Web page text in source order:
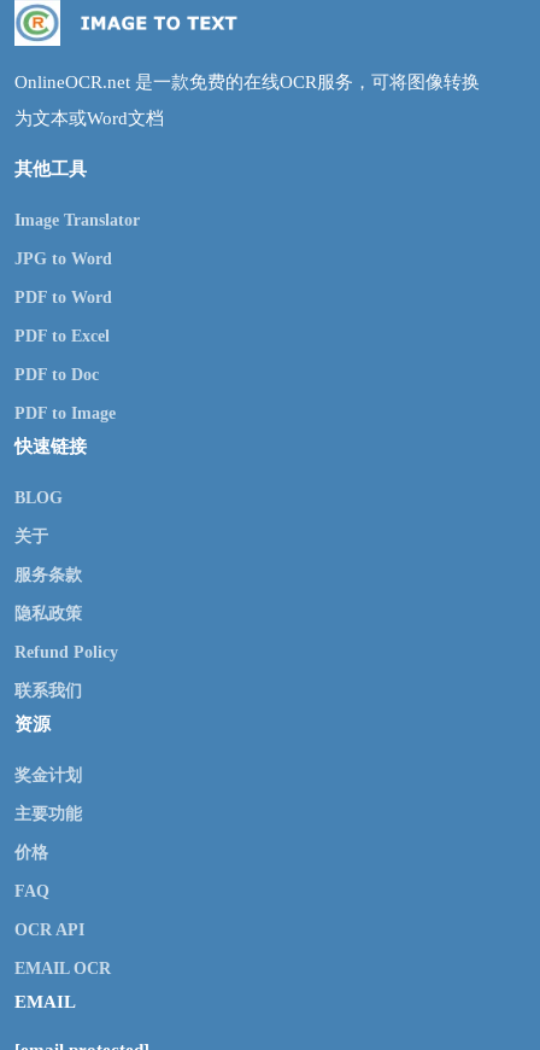
OnlineOCR.net 是一款免费的在线OCR服务，可将图像转换
为文本或Word文档
其他工具
Image Translator
JPG to Word
PDF to Word
PDF to Excel
PDF to Doc
PDF to Image
快速链接
BLOG
关于
服务条款
隐私政策
Refund Policy
联系我们
资源
奖金计划
主要功能
价格
FAQ
OCR API
EMAIL OCR
EMAIL